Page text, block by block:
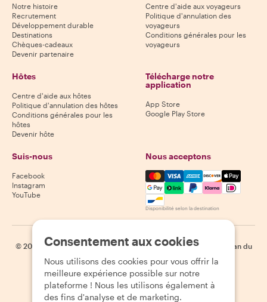
Notre histoire
Recrutement
Développement durable
Destinations
Chèques-cadeaux
Devenir partenaire
Centre d'aide aux voyageurs
Politique d'annulation des
voyageurs
Conditions générales pour les
voyageurs
Hôtes
Centre d'aide aux hôtes
Politique d'annulation des hôtes
Conditions générales pour les
hôtes
Devenir hôte
Télécharge notre
application
App Store
Google Play Store
Suis-nous
Facebook
Instagram
YouTube
Nous acceptons
Mastercard, Visa, Amex,
Disponibilité selon la destination
© 2026 Withlocals.com | Politique de confidentialité | Cookies
Plan du
site
Consentement aux cookies
Nous utilisons des cookies pour vous offrir la
meilleure expérience possible sur notre
plateforme ! Nous les utilisons également à
des fins d'analyse et de marketing.